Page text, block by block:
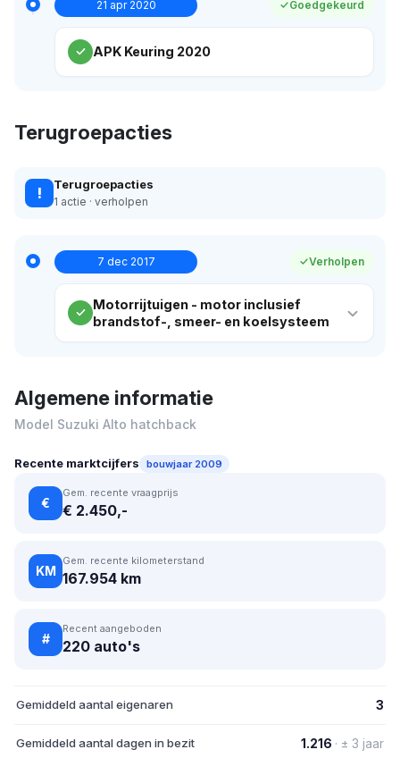
21 apr 2020 Goedgekeurd
APK Keuring 2020
Terugroepacties
! Terugroepacties
1 actie · verholpen
7 dec 2017 Verholpen
Motorrijtuigen - motor inclusief
brandstof-, smeer- en koelsysteem
Algemene informatie
Model Suzuki Alto hatchback
Recente marktcijfers bouwjaar 2009
€
Gem. recente vraagprijs
€ 2.450,-
KM
Gem. recente kilometerstand
167.954 km
#
Recent aangeboden
220 auto's
Gemiddeld aantal eigenaren 3
Gemiddeld aantal dagen in bezit 1.216 · ± 3 jaar